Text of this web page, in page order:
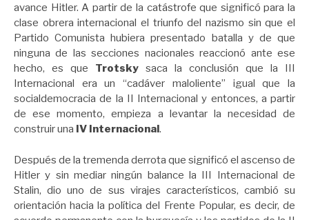
avance Hitler. A partir de la catástrofe que significó para la
clase obrera internacional el triunfo del nazismo sin que el
Partido Comunista hubiera presentado batalla y de que
ninguna de las secciones nacionales reaccionó ante ese
hecho, es que Trotsky saca la conclusión que la III
Internacional era un “cadáver maloliente” igual que la
socialdemocracia de la II Internacional y entonces, a partir
de ese momento, empieza a levantar la necesidad de
construir una IV Internacional.
Después de la tremenda derrota que significó el ascenso de
Hitler y sin mediar ningún balance la III Internacional de
Stalin, dio uno de sus virajes característicos, cambió su
orientación hacia la política del Frente Popular, es decir, de